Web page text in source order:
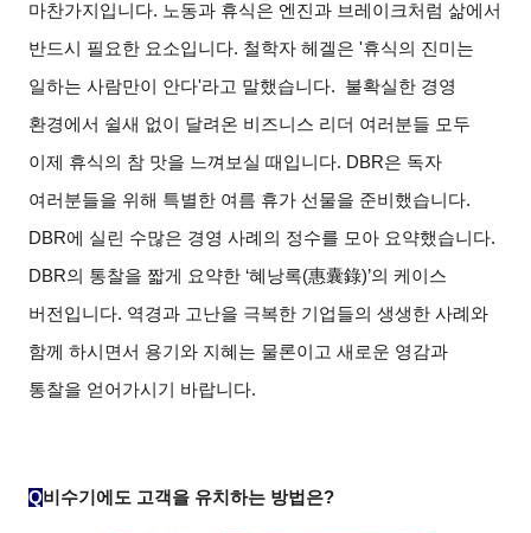
마찬가지입니다. 노동과 휴식은 엔진과 브레이크처럼 삶에서
반드시 필요한 요소입니다. 철학자 헤겔은 '휴식의 진미는
일하는 사람만이 안다'라고 말했습니다. 불확실한 경영
환경에서 쉴새 없이 달려온 비즈니스 리더 여러분들 모두
이제 휴식의 참 맛을 느껴보실 때입니다. DBR은 독자
여러분들을 위해 특별한 여름 휴가 선물을 준비했습니다.
DBR에 실린 수많은 경영 사례의 정수를 모아 요약했습니다.
DBR의 통찰을 짧게 요약한 ‘혜낭록(惠囊錄)’의 케이스
버전입니다. 역경과 고난을 극복한 기업들의 생생한 사례와
함께 하시면서 용기와 지혜는 물론이고 새로운 영감과
통찰을 얻어가시기 바랍니다.
Q비수기에도 고객을 유치하는 방법은?